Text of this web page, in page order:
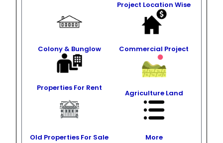
Project Location Wise
Colony & Bunglow Commercial Project
Properties For Rent
Agriculture Land
Old Properties For Sale More